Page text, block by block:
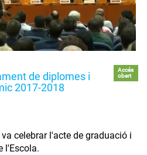
de diplomes i
2017-2018
Accés
obert
celebrar l'acte de graduació i
l'Escola.